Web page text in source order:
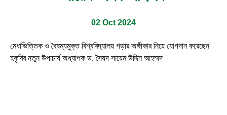
02 Oct 2024
মেধাভিত্তিক ও বৈষম্যমুক্ত বিশ্ববিদ্যালয় গড়ার অঙ্গীকার নিয়ে যোগদান করেছেন
হকৃবির নতুন উপাচার্য অধ্যাপক ড. সৈয়দ সায়েম উদ্দিন আহম্মদ